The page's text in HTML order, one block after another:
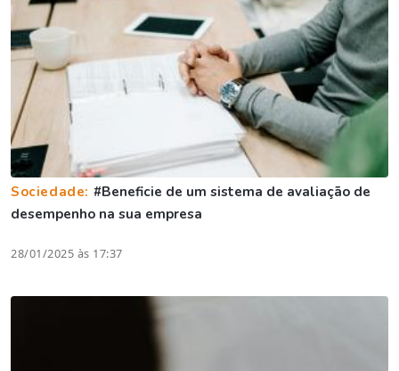
Sociedade: #Beneficie de um sistema de avaliação de
desempenho na sua empresa
28/01/2025 às 17:37